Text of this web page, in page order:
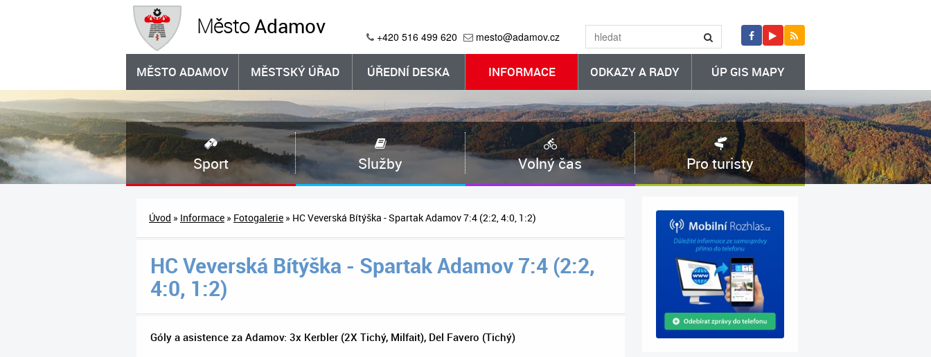
MěstoAdamov +420 516 499 620 mesto@adamov.cz
MĚSTO ADAMOV MĚSTSKÝ ÚŘAD ÚŘEDNÍ DESKA INFORMACE ODKAZY A RADY ÚP GIS MAPY
Sport Služby Volný čas Pro turisty
Úvod » Informace » Fotogalerie » HC Veverská Bítýška - Spartak Adamov 7:4 (2:2, 4:0, 1:2)
HC Veverská Bítýška - Spartak Adamov 7:4 (2:2,
4:0, 1:2)
Góly a asistence za Adamov: 3x Kerbler (2X Tichý, Milfait), Del Favero (Tichý)